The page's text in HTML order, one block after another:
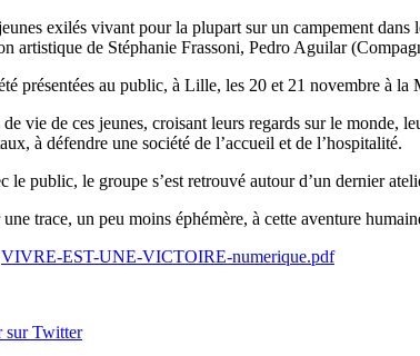
exilés vivant pour la plupart sur un campement
artistique de Stéphanie Frassoni, Pedro Aguilar
présentées au public, à Lille, les 20 et 21 novembre à
vie de ces jeunes, croisant leurs regards sur le monde,
à défendre une société de l’accueil et de l’hospitalité.
le public, le groupe s’est retrouvé autour d’un dernier
trace, un peu moins éphémère, à cette aventure
VIVRE-EST-UNE-VICTOIRE-numerique.pdf